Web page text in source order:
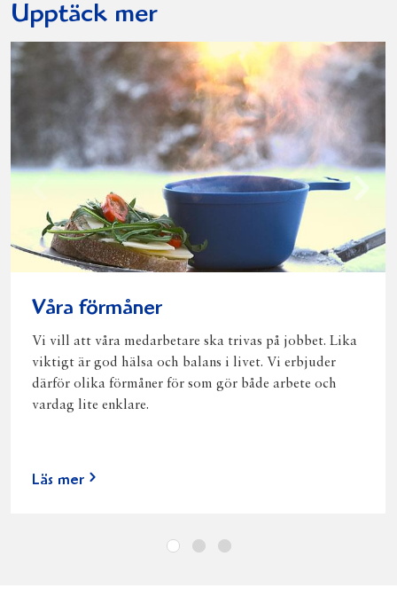
Upptäck mer
Våra förmåner
Vi vill att våra medarbetare ska trivas på jobbet. Lika
viktigt är god hälsa och balans i livet. Vi erbjuder
därför olika förmåner för som gör både arbete och
vardag lite enklare.
Läs mer